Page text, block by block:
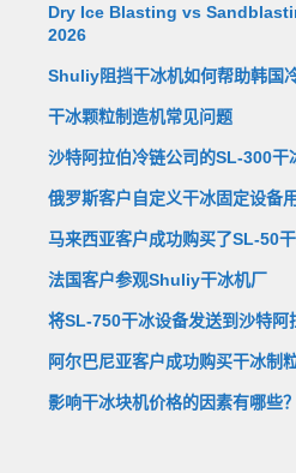
Dry Ice Blasting vs
2026
Shuliy阻挡干冰机如何帮助韩国
干冰颗粒制造机常见问题
沙特阿拉伯冷链公司的SL-300干
俄罗斯客户自定义干冰固定设备
马来西亚客户成功购买了SL-50
法国客户参观Shuliy干冰机厂
将SL-750干冰设备发送到沙特阿
阿尔巴尼亚客户成功购买干冰制
影响干冰块机价格的因素有哪些？